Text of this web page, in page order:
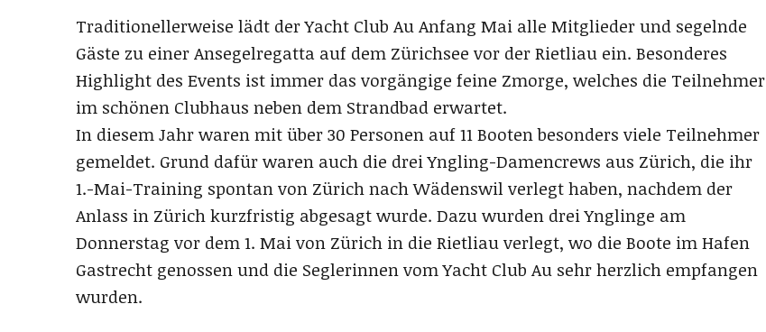
Traditionellerweise lädt der Yacht Club Au Anfang Mai alle Mitglieder und segelnde
Gäste zu einer Ansegelregatta auf dem Zürichsee vor der Rietliau ein. Besonderes
Highlight des Events ist immer das vorgängige feine Zmorge, welches die Teilnehmer
im schönen Clubhaus neben dem Strandbad erwartet.
In diesem Jahr waren mit über 30 Personen auf 11 Booten besonders viele Teilnehmer
gemeldet. Grund dafür waren auch die drei Yngling-Damencrews aus Zürich, die ihr
1.-Mai-Training spontan von Zürich nach Wädenswil verlegt haben, nachdem der
Anlass in Zürich kurzfristig abgesagt wurde. Dazu wurden drei Ynglinge am
Donnerstag vor dem 1. Mai von Zürich in die Rietliau verlegt, wo die Boote im Hafen
Gastrecht genossen und die Seglerinnen vom Yacht Club Au sehr herzlich empfangen
wurden.